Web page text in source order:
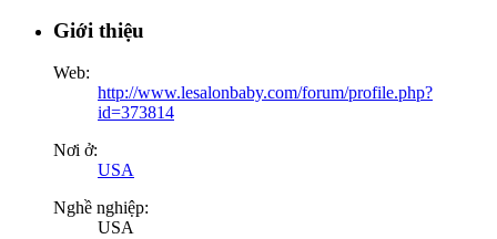
Giới thiệu
Web:
http://www.lesalonbaby.com/forum/profile.php?
id=373814
Nơi ở:
USA
Nghề nghiệp:
USA